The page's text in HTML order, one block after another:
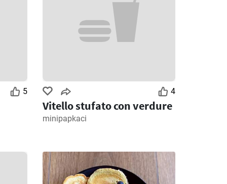
5 4
Vitello stufato con verdure
minipapkaci